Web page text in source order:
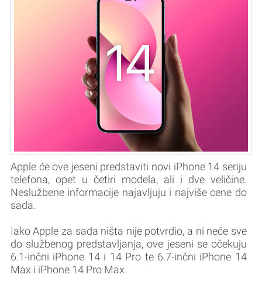
Apple će ove jeseni predstaviti novi iPhone 14 seriju
telefona, opet u četiri modela, ali i dve veličine.
Neslužbene informacije najavljuju i najviše cene do
sada.
Iako Apple za sada ništa nije potvrdio, a ni neće sve
do službenog predstavljanja, ove jeseni se očekuju
6.1-inčni iPhone 14 i 14 Pro te 6.7-inčni iPhone 14
Max i iPhone 14 Pro Max.